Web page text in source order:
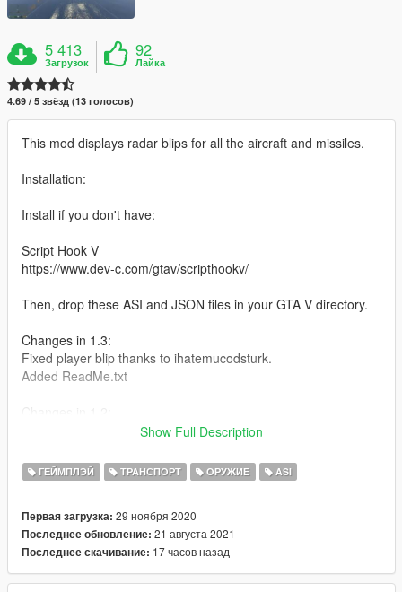
5 413
Загрузок
92
Лайка
4.69 / 5 звёзд (13 голосов)
This mod displays radar blips for all the aircraft and missiles.
Installation:
Install if you don't have:
Script Hook V
https://www.dev-c.com/gtav/scripthookv/
Then, drop these ASI and JSON files in your GTA V directory.
Changes in 1.3:
Fixed player blip thanks to ihatemucodsturk.
Added ReadMe.txt
Added option in JSON to only work while in aircraft.
Changes in 1.1:
Added blip colors -
BlipColorRed,
BlipColorGreen,
BlipColorBlue,
BlipColorYellow,
Show Full Description
ГЕЙМПЛЭЙ ТРАНСПОРТ ОРУЖИЕ ASI
Первая загрузка: 29 ноября 2020
Последнее обновление: 21 августа 2021
Последнее скачивание: 17 часов назад